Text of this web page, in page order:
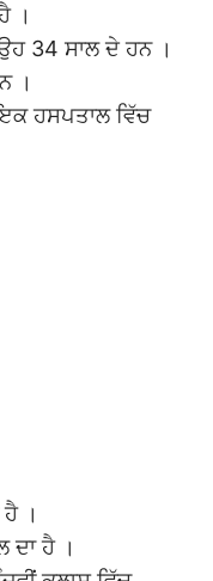
।
34 ਸਾਲ ਦੇ ਹਨ ।
।
ਹਸਪਤਾਲ ਵਿੱਚ
।
ਦਾ ਹੈ ।